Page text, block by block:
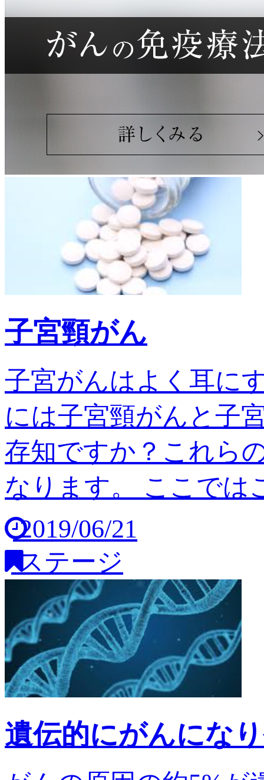
子宮頸がん
子宮がんはよく耳に
には子宮頸がんと子
存知ですか？これら
なります。 ここでは
2019/06/21
ステージ
遺伝的にがんにな